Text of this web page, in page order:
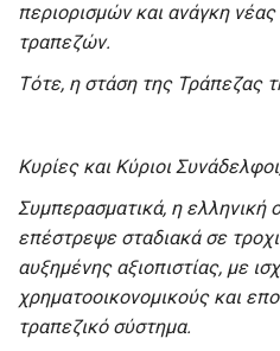
περιορισμών και ανάγκη
τραπεζών.
Τότε, η στάση της Τράπεζας
Κυρίες και Κύριοι
Συμπερασματικά, η ελληνική
επέστρεψε σταδιακά σε
αυξημένης αξιοπιστίας, με
χρηματοοικονομικούς και
τραπεζικό σύστημα.